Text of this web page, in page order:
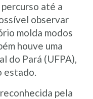
até a
observar
molda modos
houve uma
do Pará (UFPA),
estado.
pela